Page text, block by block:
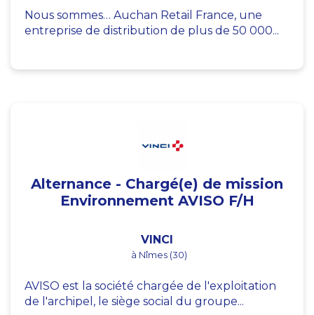
Nous sommes… Auchan Retail France, une
entreprise de distribution de plus de 50 000...
Alternance - Chargé(e) de mission
Environnement AVISO F/H
VINCI
à Nîmes (30)
AVISO est la société chargée de l'exploitation
de l'archipel, le siège social du groupe...